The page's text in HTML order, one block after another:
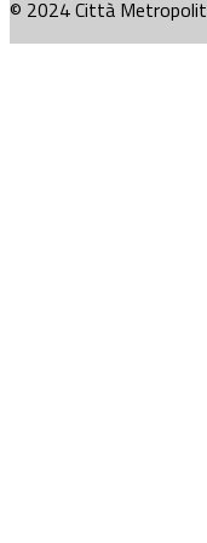
© 2024 Città